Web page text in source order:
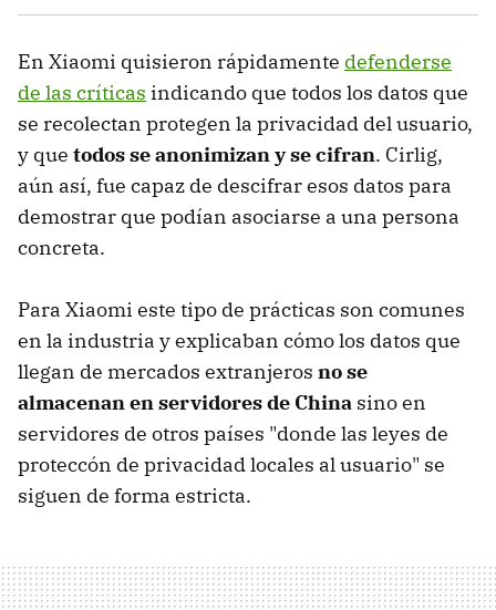
En Xiaomi quisieron rápidamente defenderse
de las críticas indicando que todos los datos que
se recolectan protegen la privacidad del usuario,
y que todos se anonimizan y se cifran. Cirlig,
aún así, fue capaz de descifrar esos datos para
demostrar que podían asociarse a una persona
concreta.
Para Xiaomi este tipo de prácticas son comunes
en la industria y explicaban cómo los datos que
llegan de mercados extranjeros no se
almacenan en servidores de China sino en
servidores de otros países "donde las leyes de
proteccón de privacidad locales al usuario" se
siguen de forma estricta.